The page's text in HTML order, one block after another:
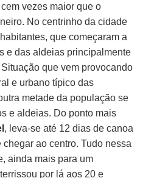
vezes maior que o
No centrinho da cidade
que começaram a
e das aldeias principalmente
que vem provocando
e urbano típico das
metade da população se
e aldeias. Do ponto mais
, leva-se até 12 dias de canoa
ao centro. Tudo nessa
ainda mais para um
por lá aos 20 e